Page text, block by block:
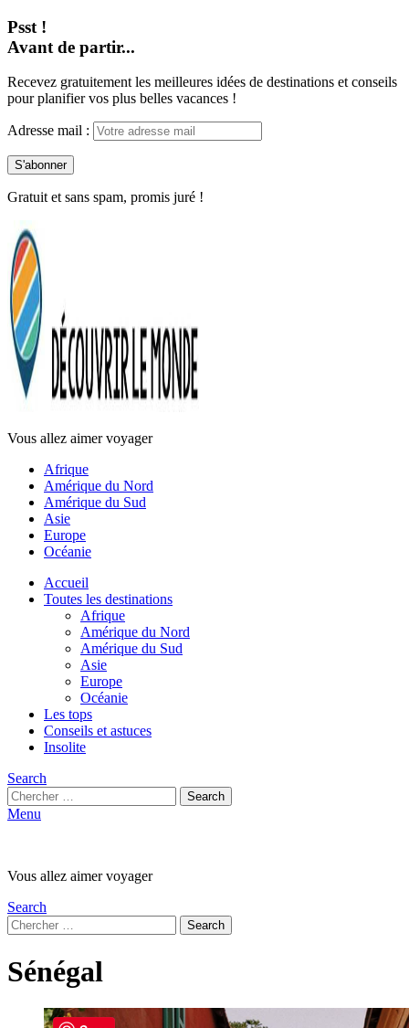
Psst !
Avant de partir...
Recevez gratuitement les meilleures idées de destinations et conseils
pour planifier vos plus belles vacances !
Adresse mail :
Gratuit et sans spam, promis juré !
Vous allez aimer voyager
Afrique
Amérique du Nord
Amérique du Sud
Asie
Europe
Océanie
Accueil
Toutes les destinations
Afrique
Amérique du Nord
Amérique du Sud
Asie
Europe
Océanie
Les tops
Conseils et astuces
Insolite
Search
Search
for:
Search
Menu
Vous allez aimer voyager
Search
Search
for:
Search
Sénégal